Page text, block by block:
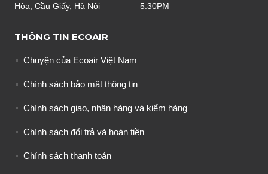
Hòa, Cầu Giấy, Hà Nội
5:30PM
THÔNG TIN ECOAIR
Chuyện của Ecoair Việt Nam
Chính sách bảo mật thông tin
Chính sách giao, nhận hàng và kiểm hàng
Chính sách đổi trả và hoàn tiền
Chính sách thanh toán